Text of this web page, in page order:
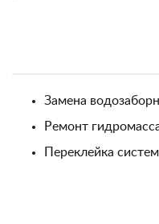
Замена
Ремонт
Переклейка